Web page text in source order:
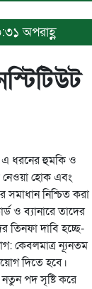
অপরাহ্ণ
এ ধরনের হুমকি ও
নেওয়া হোক এবং
সমাধান নিশ্চিত করা
ও ব্যানারে তাদের
তিনফা দাবি হচ্ছে-
কেবলমাত্র ন্যূনতম
দিতে হবে।
পদ সৃষ্টি করে